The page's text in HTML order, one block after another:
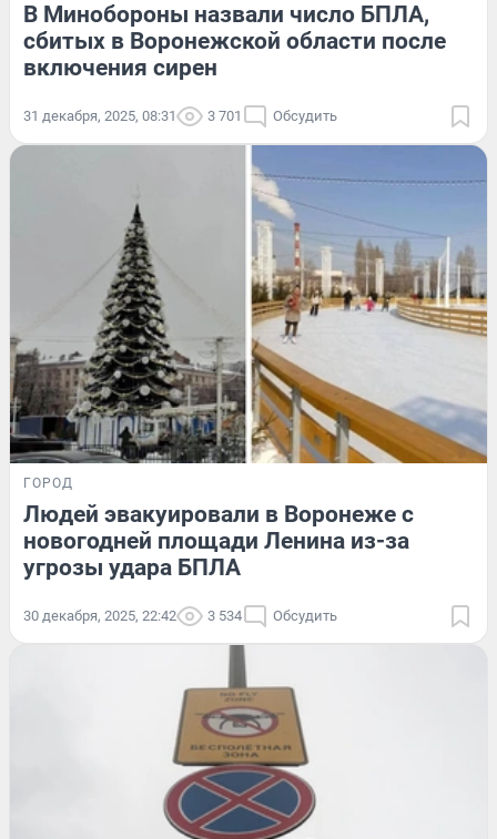
В Минобороны назвали число БПЛА,
сбитых в Воронежской области после
включения сирен
31 декабря, 2025, 08:31 3 701 Обсудить
ГОРОД
Людей эвакуировали в Воронеже с
новогодней площади Ленина из-за
угрозы удара БПЛА
30 декабря, 2025, 22:42 3 534 Обсудить